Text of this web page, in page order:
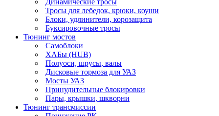
Тросы для лебедок, крюки, коуши
Блоки, удлинители, корозащита
Буксировочные тросы
Тюнинг мостов
Самоблоки
ХАБы (HUB)
Полуоси, шрусы, валы
Дисковые тормоза для УАЗ
Мосты УАЗ
Принудительные блокировки
Пары, крышки, шкворни
Тюнинг трансмиссии